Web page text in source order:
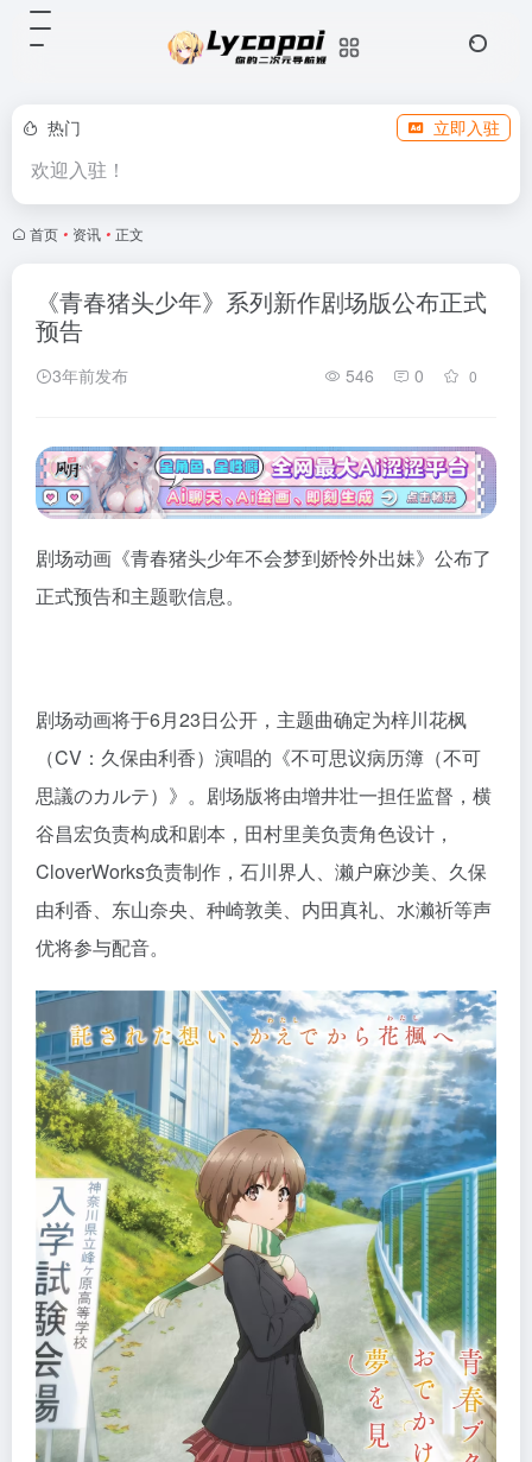
热门 立即入驻
欢迎入驻！
首页 • 资讯 • 正文
《青春猪头少年》系列新作剧场版公布正式
预告
3年前发布 546 0 0
剧场动画《青春猪头少年不会梦到娇怜外出妹》公布了
正式预告和主题歌信息。
剧场动画将于6月23日公开，主题曲确定为梓川花枫
（CV：久保由利香）演唱的《不可思议病历簿（不可
思議のカルテ）》。剧场版将由增井壮一担任监督，横
谷昌宏负责构成和剧本，田村里美负责角色设计，
CloverWorks负责制作，石川界人、濑户麻沙美、久保
由利香、东山奈央、种崎敦美、内田真礼、水濑祈等声
优将参与配音。